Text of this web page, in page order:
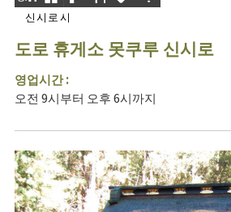
신시로시
도로 휴게소 못쿠루 신시로
영업시간 :
오전 9시부터 오후 6시까지